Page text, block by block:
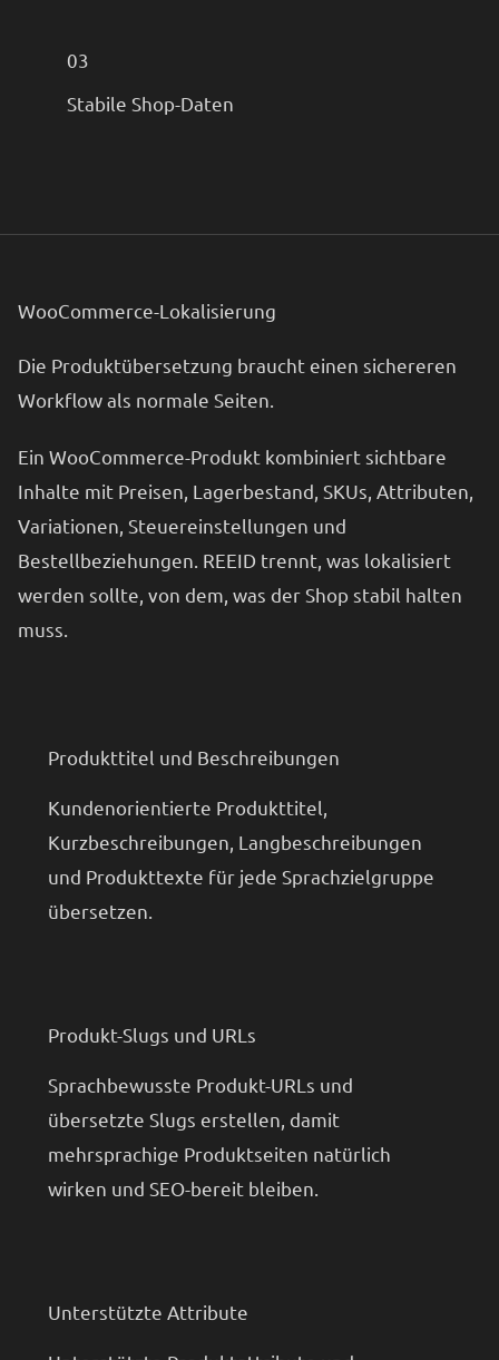
03
Stabile Shop-Daten
WooCommerce-Lokalisierung
Die Produktübersetzung braucht einen sichereren
Workflow als normale Seiten.
Ein WooCommerce-Produkt kombiniert sichtbare
Inhalte mit Preisen, Lagerbestand, SKUs, Attributen,
Variationen, Steuereinstellungen und
Bestellbeziehungen. REEID trennt, was lokalisiert
werden sollte, von dem, was der Shop stabil halten
muss.
Produkttitel und Beschreibungen
Kundenorientierte Produkttitel,
Kurzbeschreibungen, Langbeschreibungen
und Produkttexte für jede Sprachzielgruppe
übersetzen.
Produkt-Slugs und URLs
Sprachbewusste Produkt-URLs und
übersetzte Slugs erstellen, damit
mehrsprachige Produktseiten natürlich
wirken und SEO-bereit bleiben.
Unterstützte Attribute